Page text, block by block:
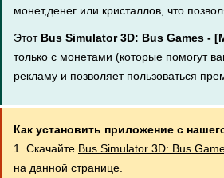
монет,денег или кристаллов, что
Этот Bus Simulator 3D: Bus Games -
только с монетами (которые помогут
рекламу и позволяет пользоваться
Как установить приложение с
1. Скачайте Bus Simulator 3D: Bus
на данной странице.